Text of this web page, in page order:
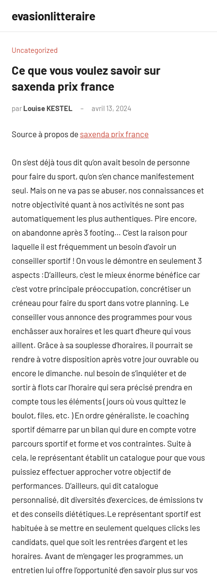
contenu
evasionlitteraire
Uncategorized
Ce que vous voulez savoir sur
saxenda prix france
par Louise KESTEL avril 13, 2024
Source à propos de saxenda prix france
On s’est déjà tous dit qu’on avait besoin de personne
pour faire du sport, qu’on s’en chance manifestement
seul. Mais on ne va pas se abuser, nos connaissances et
notre objectivité quant à nos activités ne sont pas
automatiquement les plus authentiques. Pire encore,
on abandonne après 3 footing… C’est la raison pour
laquelle il est fréquemment un besoin d’avoir un
conseiller sportif ! On vous le démontre en seulement 3
aspects :D’ailleurs, c’est le mieux énorme bénéfice car
c’est votre principale préoccupation, concrétiser un
créneau pour faire du sport dans votre planning. Le
conseiller vous annonce des programmes pour vous
enchâsser aux horaires et les quart d’heure qui vous
aillent. Grâce à sa souplesse d’horaires, il pourrait se
rendre à votre disposition après votre jour ouvrable ou
encore le dimanche. nul besoin de s’inquiéter et de
sortir à flots car l’horaire qui sera précisé prendra en
compte tous les éléments ( jours où vous quittez le
boulot, files, etc. ) En ordre généraliste, le coaching
sportif démarre par un bilan qui dure en compte votre
parcours sportif et forme et vos contraintes. Suite à
cela, le représentant établit un catalogue pour que vous
puissiez effectuer approcher votre objectif de
performances. D’ailleurs, qui dit catalogue
personnalisé, dit diversités d’exercices, de émissions tv
et des conseils diététiques.Le représentant sportif est
habituée à se mettre en seulement quelques clicks les
candidats, quel que soit les rentrées d’argent et les
horaires. Avant de m’engager les programmes, un
entretien lui offre l’opportunité d’en savoir plus sur vos